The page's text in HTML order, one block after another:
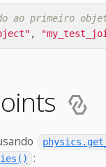
ao primeiro
,
: